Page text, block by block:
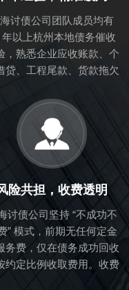
海讨债公司团队成员均有
年以上杭州本地债务催收
，熟悉企业应收账款、个
贷、工程尾款、货款拖欠
方心理、资产状况，制定
性催收方案，避免 “盲目
要账” 浪费时间。
险共担，收费透明
讨债公司坚持 “不成功不
” 模式，前期无任何定金
务费，仅在债务成功回收
约定比例收取费用。收费